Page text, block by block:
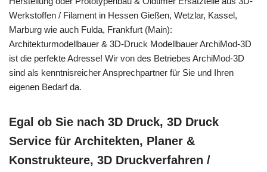
Werkstoffen / Filament in Hessen Gießen, Wetzlar, Kassel,
Marburg wie auch Fulda, Frankfurt (Main):
Architekturmodellbauer & 3D-Druck Modellbauer ArchiMod-3D
ist die perfekte Adresse! Wir von des Betriebes ArchiMod-3D
sind als kenntnisreicher Ansprechpartner für Sie und Ihren
eigenen Bedarf da.
Egal ob Sie nach 3D Druck, 3D Druck
Service für Architekten, Planer &
Konstrukteure, 3D Druckverfahren /